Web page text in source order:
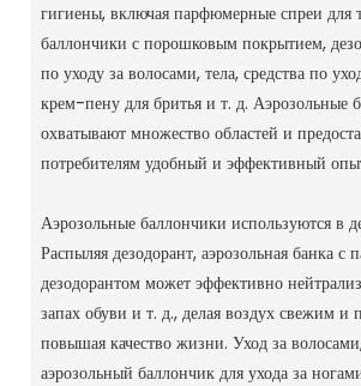
гигиены, включая парфюмерные спреи для
баллончики с порошковым покрытием,
по уходу за волосами, тела, средства по
крем-пену для бритья и т. д. Аэрозольные
охватывают множество областей и
потребителям удобный и эффективный
Аэрозольные баллончики используются в
Распыляя дезодорант, аэрозольная банка
дезодорантом может эффективно
запах обуви и т. д., делая воздух свежим и
повышая качество жизни. Уход за
аэрозольный баллончик для ухода за